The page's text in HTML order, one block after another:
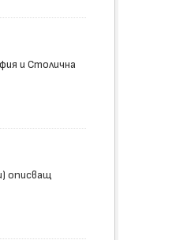
и Столична
описващ